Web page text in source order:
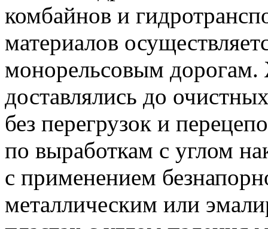
комбайнов и
материалов
монорельсовым дорогам.
доставлялись до
без перегрузок и
по выработкам с углом
с применением
металлическим или